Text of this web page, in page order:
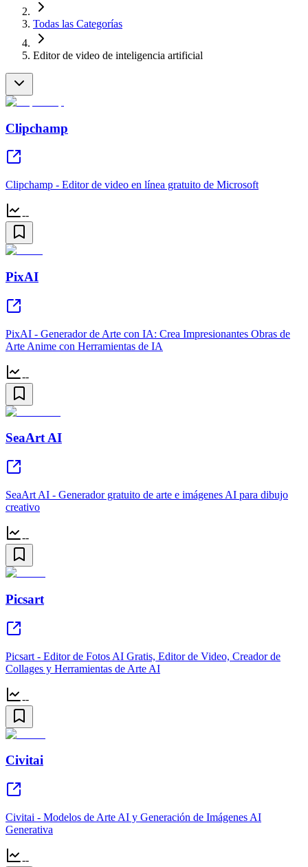
Todas las Categorías
Editor de video de inteligencia artificial
Clipchamp
Clipchamp - Editor de video en línea gratuito de Microsoft
--
PixAI
PixAI - Generador de Arte con IA: Crea Impresionantes Obras de
Arte Anime con Herramientas de IA
--
SeaArt AI
SeaArt AI - Generador gratuito de arte e imágenes AI para dibujo
creativo
--
Picsart
Picsart - Editor de Fotos AI Gratis, Editor de Video, Creador de
Collages y Herramientas de Arte AI
--
Civitai
Civitai - Modelos de Arte AI y Generación de Imágenes AI
Generativa
--